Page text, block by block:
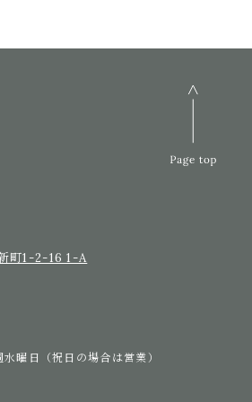
町1-2-16 1-A
曜日（祝日の場合は営業）